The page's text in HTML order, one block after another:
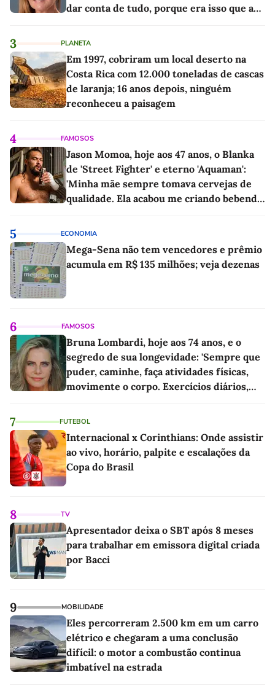
dar conta de tudo, porque era isso que a
3 PLANETA
Em 1997, cobriram um local deserto na
Costa Rica com 12.000 toneladas de cascas
de laranja; 16 anos depois, ninguém
reconheceu a paisagem
4 FAMOSOS
Jason Momoa, hoje aos 47 anos, o Blanka
de 'Street Fighter' e eterno 'Aquaman':
'Minha mãe sempre tomava cervejas de
qualidade. Ela acabou me criando bebendo
5 ECONOMIA
Mega-Sena não tem vencedores e prêmio
acumula em R$ 135 milhões; veja dezenas
6 FAMOSOS
Bruna Lombardi, hoje aos 74 anos, e o
segredo de sua longevidade: 'Sempre que
puder, caminhe, faça atividades físicas,
movimente o corpo. Exercícios diários,
7 FUTEBOL
Internacional x Corinthians: Onde assistir
ao vivo, horário, palpite e escalações da
Copa do Brasil
8 TV
Apresentador deixa o SBT após 8 meses
para trabalhar em emissora digital criada
por Bacci
9 MOBILIDADE
Eles percorreram 2.500 km em um carro
elétrico e chegaram a uma conclusão
difícil: o motor a combustão continua
imbatível na estrada